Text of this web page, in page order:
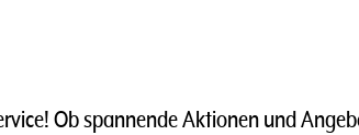
Ob spannende Aktionen und